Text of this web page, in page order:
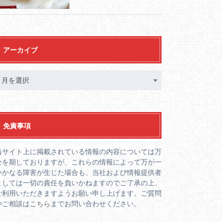
アーカイブ
免責事項
サイト上に掲載されている情報の内容については万
を期しておりますが、これらの情報によって万が一
かなる障害が生じた場合も、当社および情報提供者
しては一切の責任を負いかねますのでご了承の上、
利用いただきますようお願い申し上げます。ご質問
ご相談はこちら までお問い合わせください。